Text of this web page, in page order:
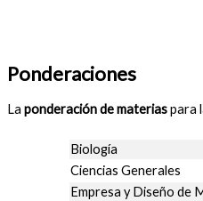
Ponderaciones
La ponderación de materiaspara
Biología
Ciencias Generales
Empresa y Diseño de